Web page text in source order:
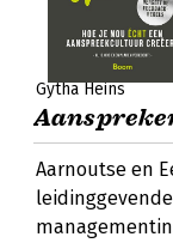
Gytha Heins
Aarnoutse en